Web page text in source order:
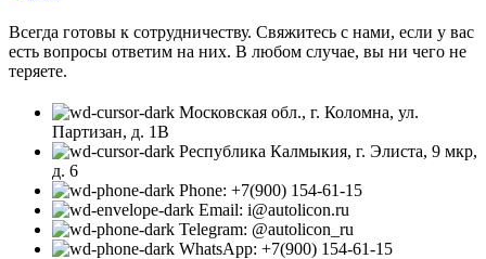
Всегда готовы к сотрудничеству. Свяжитесь с нами, если у вас
есть вопросы ответим на них. В любом случае, вы ни чего не
теряете.
Московская обл., г. Коломна, ул.
Партизан, д. 1В
Республика Калмыкия, г. Элиста, 9 мкр,
д. 6
Phone: +7(900) 154-61-15
Email: i@autolicon.ru
Telegram: @autolicon_ru
WhatsApp: +7(900) 154-61-15